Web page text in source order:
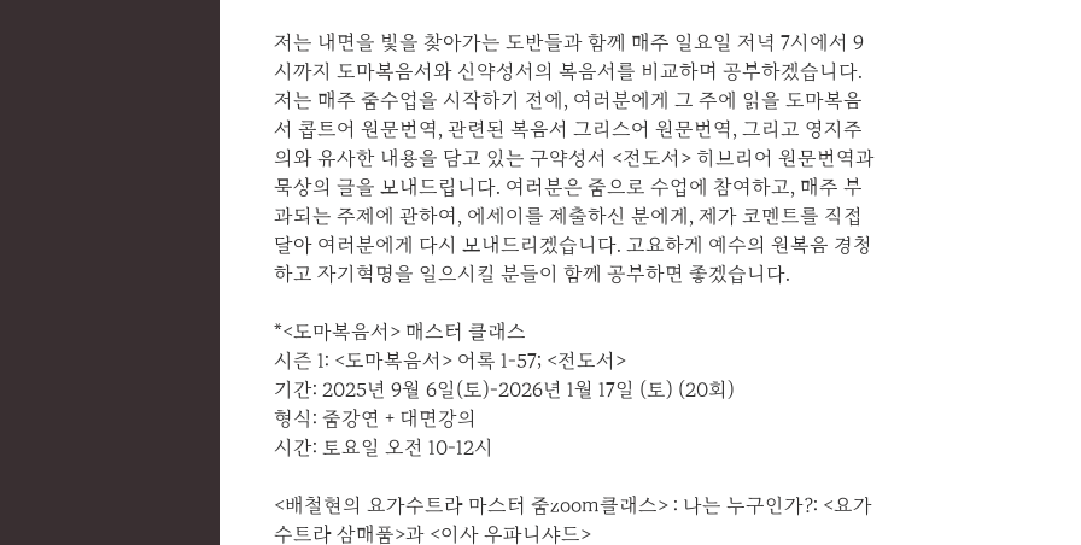
저는 내면을 빛을 찾아가는 도반들과 함께 매주 일요일 저녁 7시에서 9
시까지 도마복음서와 신약성서의 복음서를 비교하며 공부하겠습니다.
저는 매주 줌수업을 시작하기 전에, 여러분에게 그 주에 읽을 도마복음
서 콥트어 원문번역, 관련된 복음서 그리스어 원문번역, 그리고 영지주
의와 유사한 내용을 담고 있는 구약성서 <전도서> 히브리어 원문번역과
묵상의 글을 보내드립니다. 여러분은 줌으로 수업에 참여하고, 매주 부
과되는 주제에 관하여, 에세이를 제출하신 분에게, 제가 코멘트를 직접
달아 여러분에게 다시 보내드리겠습니다. 고요하게 예수의 원복음 경청
하고 자기혁명을 일으시킬 분들이 함께 공부하면 좋겠습니다.
*<도마복음서> 매스터 클래스
시즌 1: <도마복음서> 어록 1-57; <전도서>
기간: 2025년 9월 6일(토)-2026년 1월 17일 (토) (20회)
형식: 줌강연 + 대면강의
시간: 토요일 오전 10-12시
<배철현의 요가수트라 마스터 줌zoom클래스> : 나는 누구인가?: <요가
수트라 삼매품>과 <이사 우파니샤드>